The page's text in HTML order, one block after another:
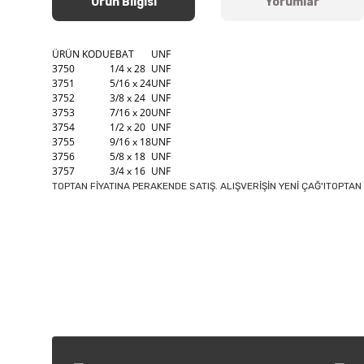
ÜRÜN KODUEBAT
UNF
3750
1/4 x 28 UNF
3751
5/16 x 24UNF
3752
3/8 x 24 UNF
3753
7/16 x 20UNF
3754
1/2 x 20 UNF
3755
9/16 x 18UNF
3756
5/8 x 18 UNF
3757
3/4 x 16 UNF
TOPTAN FİYATINA PERAKENDE SATIŞ. ALIŞVERİŞİN YENİ